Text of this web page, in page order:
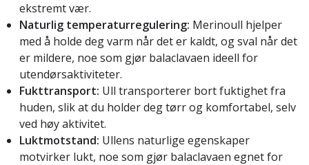
ekstremt vær.
Naturlig temperaturregulering: Merinoull hjelper
med å holde deg varm når det er kaldt, og sval når det
er mildere, noe som gjør balaclavaen ideell for
utendørsaktiviteter.
Fukttransport: Ull transporterer bort fuktighet fra
huden, slik at du holder deg tørr og komfortabel, selv
ved høy aktivitet.
Luktmotstand: Ullens naturlige egenskaper
motvirker lukt, noe som gjør balaclavaen egnet for